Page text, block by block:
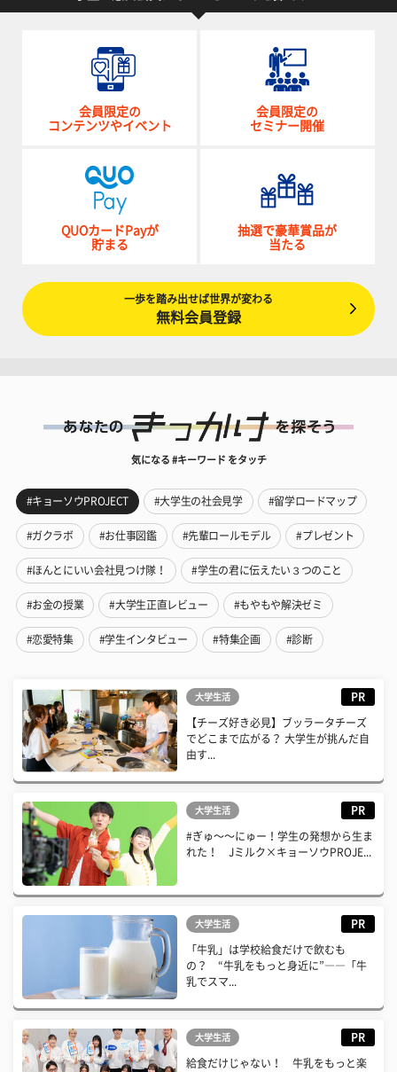
会員限定の
コンテンツやイベント
会員限定の
セミナー開催
QUOカードPayが
貯まる
抽選で豪華賞品が
当たる
一歩を踏み出せば世界が変わる
無料会員登録
気になる #キーワード をタッチ
#キョーソウPROJECT #大学生の社会見学 #留学ロードマップ
#ガクラボ #お仕事図鑑 #先輩ロールモデル #プレゼント
#ほんとにいい会社見つけ隊！ #学生の君に伝えたい３つのこと
#お金の授業 #大学生正直レビュー #もやもや解決ゼミ
#恋愛特集 #学生インタビュー #特集企画 #診断
大学生活 PR
【チーズ好き必見】ブッラータチーズ
でどこまで広がる？ 大学生が挑んだ自
由す...
大学生活 PR
#ぎゅ〜〜にゅー！学生の発想から生ま
れた！ Jミルク×キョーソウPROJE...
大学生活 PR
「牛乳」は学校給食だけで飲むも
の？ “牛乳をもっと身近に”――「牛
乳でスマ...
大学生活 PR
給食だけじゃない！ 牛乳をもっと楽